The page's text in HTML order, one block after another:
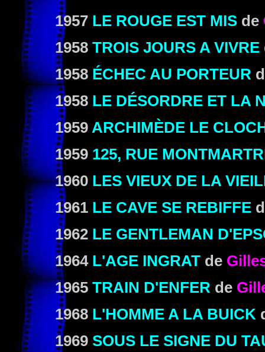
1957 LE ROUGE EST MIS de
1958 TROIS JOURS A VIVRE
1958 ÉCHEC AU PORTEUR
1958 LE DÉSORDRE ET LA
1959 ARCHIMÈDE LE
1959 125, RUE
1960 LES VIEUX DE LA
1961 LE CAVE SE REBIFFE
1962 LE GENTLEMAN
1964 L'AGE INGRAT de
1965 TRAIN D'ENFER de
1968 L'HOMME A LA BUICK
1969 SOUS LE SIGNE DU